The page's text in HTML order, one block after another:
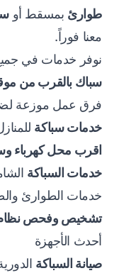
طوارئ بمسقط أو
معنا فوراً.
نوفر خدمات في
سباك بالقرب من
فرق عمل موزعة
خدمات سباكة
اقرب محل كهرباء
خدمات السباكة
خدمات الطوارئ
تشخيص وفحص نظام
أحدث الأجهزة
صيانة السباكة